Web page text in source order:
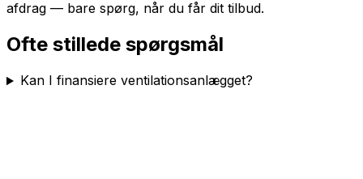
afdrag — bare spørg, når du får dit tilbud.
Ofte stillede spørgsmål
Kan I finansiere ventilationsanlægget?